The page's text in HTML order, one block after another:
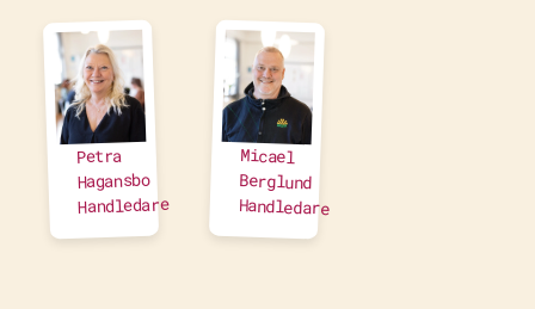
Petra
Hagansbo
Handledare
Micael
Berglund
Handledare